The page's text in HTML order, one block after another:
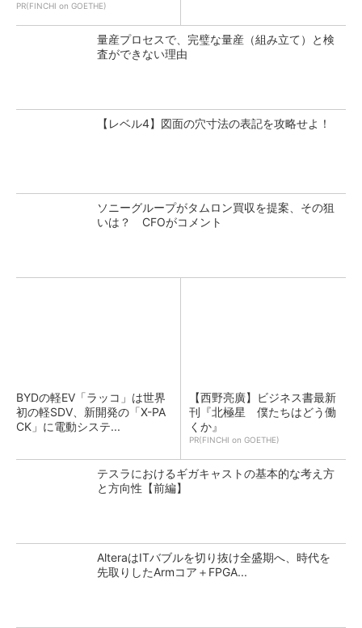
PR(FINCHI on GOETHE)
量産プロセスで、完璧な量産（組み立て）と検
査ができない理由
【レベル4】図面の穴寸法の表記を攻略せよ！
ソニーグループがタムロン買収を提案、その狙
いは？ CFOがコメント
BYDの軽EV「ラッコ」は世界
初の軽SDV、新開発の「X-PA
CK」に電動システ...
【西野亮廣】ビジネス書最新
刊『北極星 僕たちはどう働
くか』
PR(FINCHI on GOETHE)
テスラにおけるギガキャストの基本的な考え方
と方向性【前編】
AlteraはITバブルを切り抜け全盛期へ、時代を
先取りしたArmコア＋FPGA...